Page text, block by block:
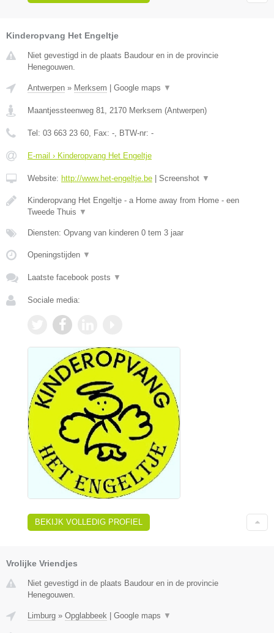
Kinderopvang Het Engeltje
Niet gevestigd in de plaats Baudour en in de provincie
Henegouwen.
Antwerpen » Merksem Google maps ▼
Maantjessteenweg 81, 2170 Merksem (Antwerpen)
Tel: 03 663 23 60, Fax: -, BTW-nr: -
E-mail › Kinderopvang Het Engeltje
Website: http://www.het-engeltje.be Screenshot ▼
Kinderopvang Het Engeltje - a Home away from Home - een
Tweede Thuis ▼
Diensten: Opvang van kinderen 0 tem 3 jaar
Openingstijden ▼
Laatste facebook posts ▼
Sociale media:
BEKIJK VOLLEDIG PROFIEL
Vrolijke Vriendjes
Niet gevestigd in de plaats Baudour en in de provincie
Henegouwen.
Limburg » Opglabbeek Google maps ▼